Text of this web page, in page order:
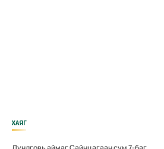
ХАЯГ